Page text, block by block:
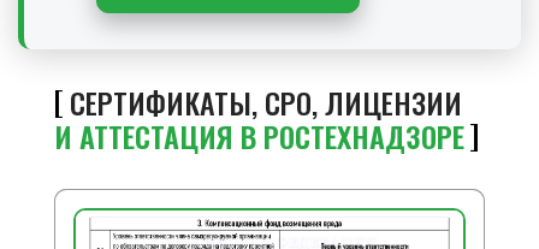
СЕРТИФИКАТЫ, СРО, ЛИЦЕНЗИИ
И АТТЕСТАЦИЯ В РОСТЕХНАДЗОРЕ